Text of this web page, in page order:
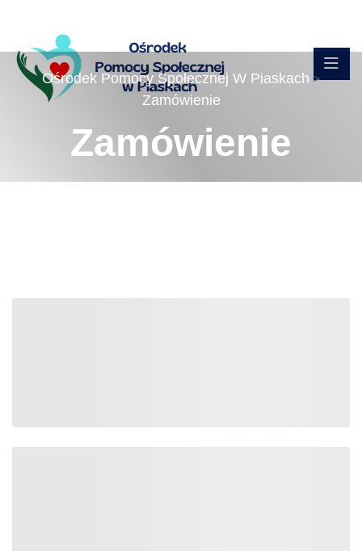
Ośrodek Pomocy Społecznej W Piaskach >
Zamówienie
Zamówienie